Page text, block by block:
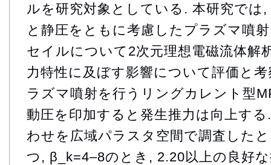
ルを研究対象としている. 本研究では
と静圧をともに考慮したプラズマ噴
セイルについて2次元理想電磁流体解
力特性に及ぼす影響について評価と
ラズマ噴射を行うリングカレント型
動圧を印加すると発生推力は向上す
わせを広域パラスタ空間で調査した
つ, β_k=4–8のとき, 2.20以上の良好